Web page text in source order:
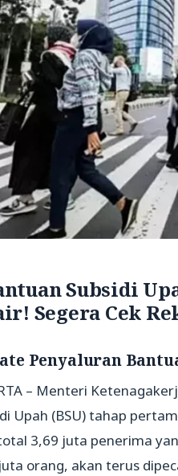
Subsidi
Segera Cek
Penyaluran
– Menteri
Upah (BSU) tahap
3,69 juta penerima
orang, akan terus